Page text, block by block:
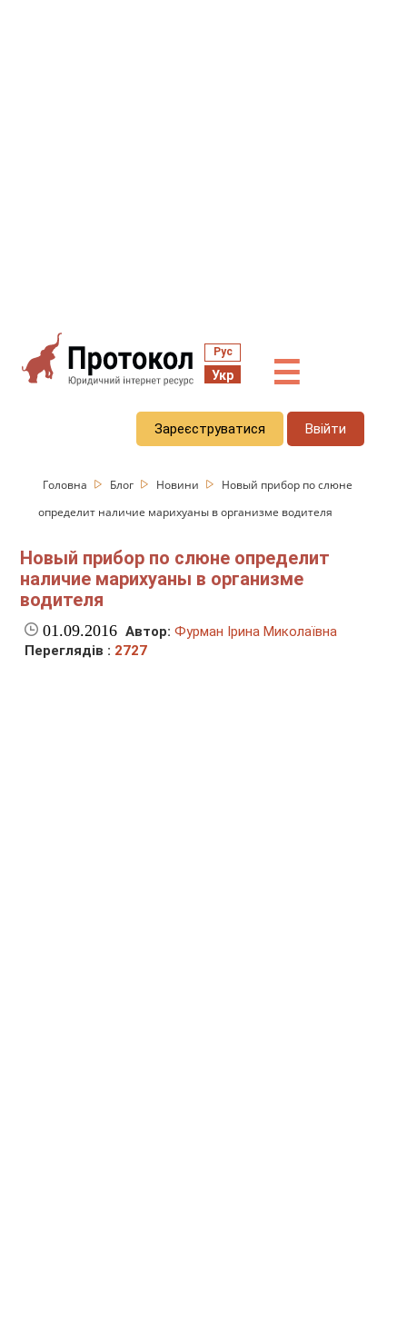
Рус
Укр ☰
Зареєструватися Ввійти
Головна Блог Новини
Новый прибор по слюне
определит наличие марихуаны в организме водителя
Новый прибор по слюне определит
наличие марихуаны в организме
водителя
01.09.2016 Автор: Фурман Ірина Миколаївна
Переглядів : 2727